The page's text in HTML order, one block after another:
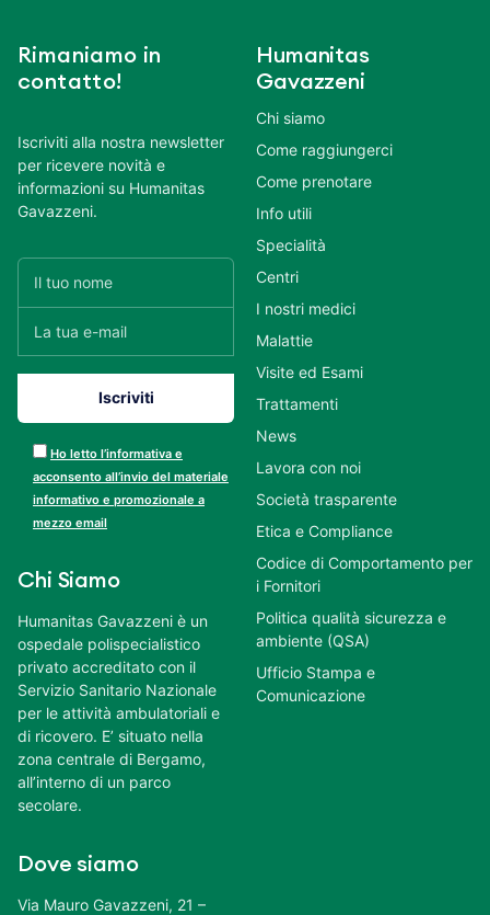
Rimaniamo in
contatto!
Iscriviti alla nostra newsletter
per ricevere novità e
informazioni su Humanitas
Gavazzeni.
Ho letto l’informativa e
acconsento all’invio del materiale
informativo e promozionale a
mezzo email
Chi Siamo
Humanitas Gavazzeni è un
ospedale polispecialistico
privato accreditato con il
Servizio Sanitario Nazionale
per le attività ambulatoriali e
di ricovero. E’ situato nella
zona centrale di Bergamo,
all’interno di un parco
secolare.
Dove siamo
Via Mauro Gavazzeni, 21 –
Humanitas
Gavazzeni
Chi siamo
Come raggiungerci
Come prenotare
Info utili
Specialità
Centri
I nostri medici
Malattie
Visite ed Esami
Trattamenti
News
Lavora con noi
Società trasparente
Etica e Compliance
Codice di Comportamento per
i Fornitori
Politica qualità sicurezza e
ambiente (QSA)
Ufficio Stampa e
Comunicazione